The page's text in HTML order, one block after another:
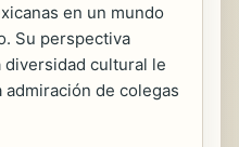
en un mundo
Su perspectiva
cultural le
de colegas